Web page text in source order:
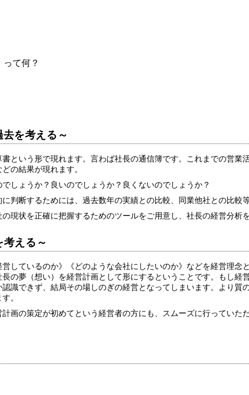
何？
を考える～
という形で現れます。言わば社長の通信簿です。これまでの営業
の結果が現れます。
しょうか？良いのでしょうか？良くないのでしょうか？
判断するためには、過去数年の実績との比較、同業他社との比較
現状を正確に把握するためのツールをご用意し、社長の経営分析
える～
営しているのか》《どのような会社にしたいのか》などを経営理念
の夢（想い）を経営計画として形にするということです。もし経
認識できず、結局その場しのぎの経営となってしまいます。より質
。
画の策定が初めてという経営者の方にも、スムーズに行っていた